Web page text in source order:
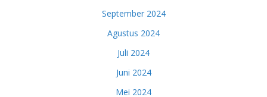
September 2024
Agustus 2024
Juli 2024
Juni 2024
Mei 2024